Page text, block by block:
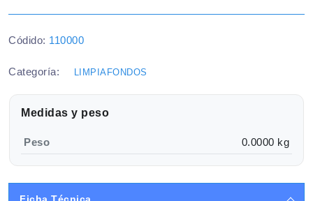
Códido: 110000
Categoría: LIMPIAFONDOS
Medidas y peso
Peso 0.0000 kg